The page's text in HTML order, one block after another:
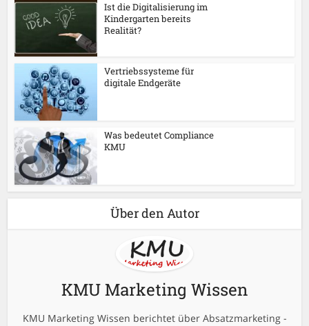
Ist die Digitalisierung im
Kindergarten bereits
Realität?
Vertriebssysteme für
digitale Endgeräte
Was bedeutet Compliance
KMU
Über den Autor
KMU Marketing Wissen
KMU Marketing Wissen berichtet über Absatzmarketing -